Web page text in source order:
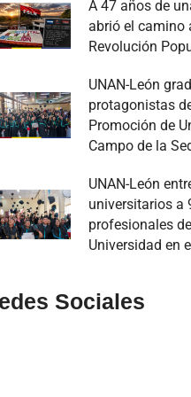
A 47 años de
abrió el camino
Revolución
UNAN-León
protagonistas
Promoción de
Campo de la
UNAN-León
universitarios a
profesionales
Universidad en
Sociales